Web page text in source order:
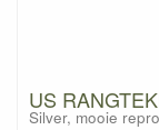
US
Silver, mooie repro